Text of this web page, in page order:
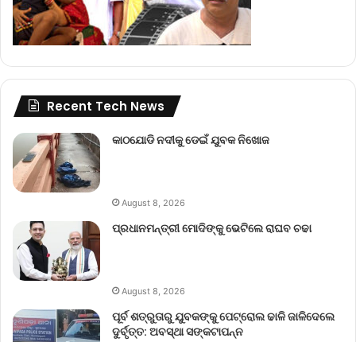
Recent Tech News
କାଠଯୋଡି ନଦୀକୁ ଡେଇଁ ଯୁବକ ନିଖୋଜ
August 8, 2026
ପ୍ରଧାନମନ୍ତ୍ରୀ ମୋଦିଙ୍କୁ ଭେଟିଲେ ରାଘବ ଚଢା
August 8, 2026
ପୂର୍ବ ଶତ୍ରୁତାରୁ ଯୁବକଙ୍କୁ ପେଟ୍ରୋଲ ଢାଳି ଜାଳିଦେଲେ
ଦୁର୍ବୃତ୍ତ: ଅବସ୍ଥା ସଙ୍କଟାପନ୍ନ